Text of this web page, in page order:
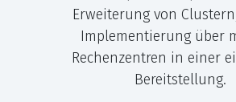
Erweiterung von
Implementierung über
Rechenzentren in einer
Bereitstellung.